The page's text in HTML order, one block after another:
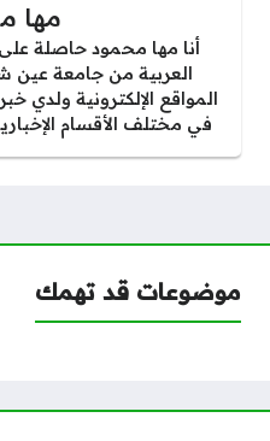
مها
أنا مها محمود حاصلة
العربية من جامعة
في مختلف الأقسام
موضوعات قد تهمك